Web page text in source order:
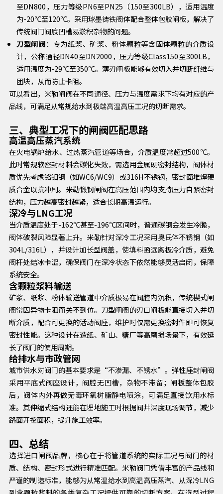
至DN800，压力等级PN6至PN25（150至300LB），适用温度
为-20℃至120℃。采用球墨铸铁阀体配合整体包胶闸板，解决了
传统阀门阀底凹槽易淤积杂物的问题。
刀型闸阀：专为纸浆、矿浆、粉体颗粒等含固体颗粒的介质设
计，公称通径DN40至DN2000，压力等级Class150至300LB，
适用温度为-29℃至350℃。薄刃闸板能够有效切入并切断纤维与
团块，从而防止卡阻。
可以看出，米勒闸阀在不同通径、压力与温度需求下均有对应的产
品线，可满足从常规给水到极端高温高压工况的切断需求。
三、典型工况下的闸阀匹配思路
高温高压蒸汽系统
在火电锅炉给水、过热蒸汽管道等场合，介质温度常超过500℃。
此时常规软密封材料会碳化失效，需选用金属硬密封结构，阀体材
质优先考虑铬钼钢（如WC6/WC9）或316H不锈钢，密封面堆焊硬
质合金以抗冲刷。米勒锻钢闸阀在高压范围内均支持压力自紧密封
结构，压力越高密封越紧，适合长期高温运行。
深冷与LNG工况
当介质温度处于-162℃甚至-196℃区间时，普通碳钢会发生冷脆，
阀体破裂风险显著上升。米勒针对深冷工况采用奥氏体不锈钢（如
304L/316L），并设计加长型阀盖，使填料函远离极冷介质，避免
阀杆处结冰卡涩，确保阀门在深冷状态下依然能够灵活启闭，保障
系统安全。
含颗粒浆料输送
矿浆、纸浆、粉体输送管道中介质极易在阀腔内沉积，传统楔式闸
阀常因异物卡阻而关不到位。刀型闸阀的刃口闸板能直接切入并切
断介质，配合可更换的活动阀座，维护时仅需更换密封件即可恢复
密封性能。这种设计在造纸、矿山、糖厂等高磨损场景下，有效延
长了阀门的使用周期。
给排水与市政管网
城市供水对阀门的基本要求是“不渗漏、不锈水”。弹性座封闸阀
采用平底式阀座设计，阀腔无凹槽，杂物不滞留；闸板整体包胶
后，阀体内外再做无毒环氧树脂静电喷涂，可满足直接饮用水标
准。其伸缩式结构还能在埋地施工时根据阀井深度现场调节，减少
路面开挖面积，提升施工效率。
四、总结
选择进口闸阀品牌，核心在于将管道系统的实际工况与阀门的材
质、结构、密封形式进行精准匹配。米勒阀门凭借丰富的产品线和
严谨的制造标准，能够为从常温给水到高温高压蒸汽、从深冷LNG